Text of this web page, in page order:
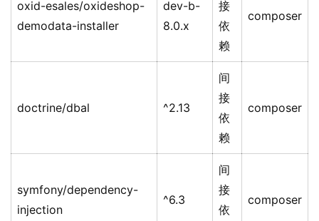
oxid-esales/oxideshop-
demodata-installer
dev-b-
8.0.x
接
依
赖
composer
doctrine/dbal ^2.13
间
接
依
赖
composer
symfony/dependency-
injection
^6.3
间
接
依
composer